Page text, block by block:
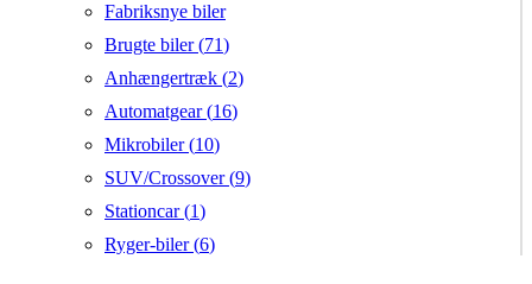
Fabriksnye biler
Brugte biler (71)
Anhængertræk (2)
Automatgear (16)
Mikrobiler (10)
SUV/Crossover (9)
Stationcar (1)
Ryger-biler (6)